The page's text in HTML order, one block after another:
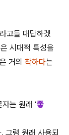
고들 대답하겠
시대적 특성을
거의 착하다는
는 원래 ‘좋
. 그럼 원래 사용되